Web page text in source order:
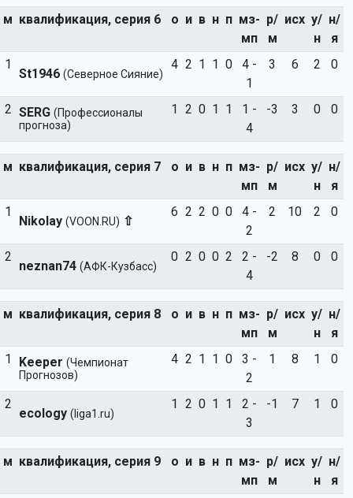
м квалификация, серия 6 о и в н п мз-
мп
р/
м
исх у/
н
н/
я
1
St1946 (Северное Сияние)
4 2 1 1 0
4 -
1
3 6 2 0
2 SERG (Профессионалы
прогноза)
1 2 0 1 1
1 -
4
-3 3 0 0
м квалификация, серия 7 о и в н п мз-
мп
р/
м
исх у/
н
н/
я
1
Nikolay (VOON.RU) ⇧
6 2 2 0 0
4 -
2
2 10 2 0
2
neznan74 (АФК-Кузбасс)
0 2 0 0 2
2 -
4
-2 8 0 0
м квалификация, серия 8 о и в н п мз-
мп
р/
м
исх у/
н
н/
я
1
Keeper (Чемпионат
Прогнозов)
4 2 1 1 0
3 -
2
1 8 1 0
2
ecology (liga1.ru)
1 2 0 1 1
2 -
3
-1 7 1 0
м квалификация, серия 9 о и в н п мз-
мп
р/
м
исх у/
н
н/
я